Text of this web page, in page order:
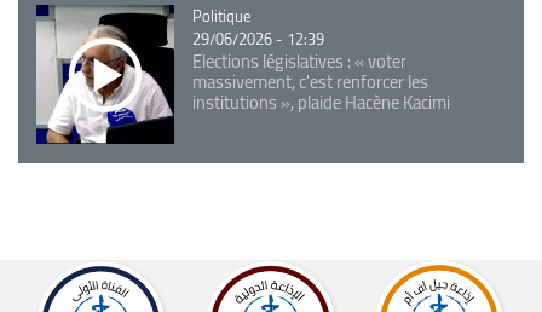
Catégorie
Politique
29/06/2026 - 12:39
Elections législatives : « voter
massivement, c'est renforcer les
institutions », plaide Hacène Kacimi